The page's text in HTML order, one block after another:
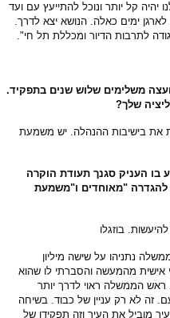
קל יותר ונוכל להתייעץ עם ועד
ימים כאלה. הנושא יצא לדרך.
לתרבות הדיור ומכללת תל חי".
משלימים שלוש שנים בתפקיד.
שלך?
בישיבות ההנהלה. יש משמעת
העניק סגנך תעודת הוקרה
"מאוחדים ו"משמעת
בוזגלו
נתניהו על שישה מיליון
מהמעשה והסברתי לו שהוא
הממשלה ראוי לדרך יותר
לא רק עניין של כבוד. בשיחה
מוביל את העיר וזה תפקידו של